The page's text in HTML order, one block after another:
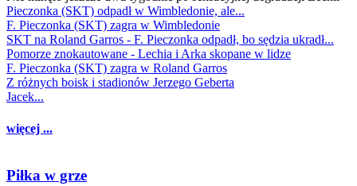
Pieczonka (SKT) odpadł w Wimbledonie, ale...
F. Pieczonka (SKT) zagra w Wimbledonie
SKT na Roland Garros - F. Pieczonka odpadł, bo sędzia ukradł...
Pomorze znokautowane - Lechia i Arka skopane w lidze
F. Pieczonka (SKT) zagra w Roland Garros
Z różnych boisk i stadionów Jerzego Geberta
Jacek...
więcej ...
Piłka w grze